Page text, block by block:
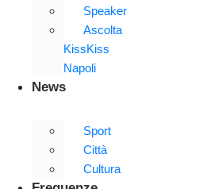
Speaker
Ascolta
KissKiss
Napoli
News
Sport
Città
Cultura